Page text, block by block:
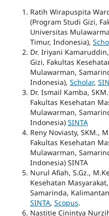
Ratih Wirapuspita
(Program Studi Gizi,
Universitas
Timur, Indonesia),
Dr. Iriyani
Gizi, Fakultas
Mulawarman,
Indonesia), Scholar,
Dr. Ismail Kamba,
Fakultas Kesehatan
Mulawarman,
Indonesia) SINTA
Reny Noviasty, SKM.,
Fakultas Kesehatan
Mulawarman,
Indonesia) SINTA
Nurul Afiah, S.Gz.,
Kesehatan
Samarinda,
SINTA, Scopus.
Nastitie Cinintya